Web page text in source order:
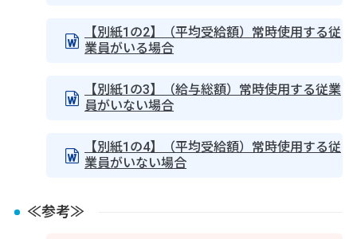
【別紙1の2】（平均受給額）常時使用する従
業員がいる場合
【別紙1の3】（給与総額）常時使用する従業
員がいない場合
【別紙1の4】（平均受給額）常時使用する従
業員がいない場合
≪参考≫